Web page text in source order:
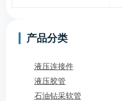
产品分类
液压连接件
液压胶管
石油钻采软管